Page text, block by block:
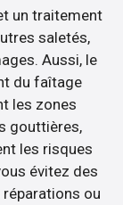
un traitement
saletés,
Aussi, le
du faîtage
les zones
gouttières,
les risques
évitez des
ou